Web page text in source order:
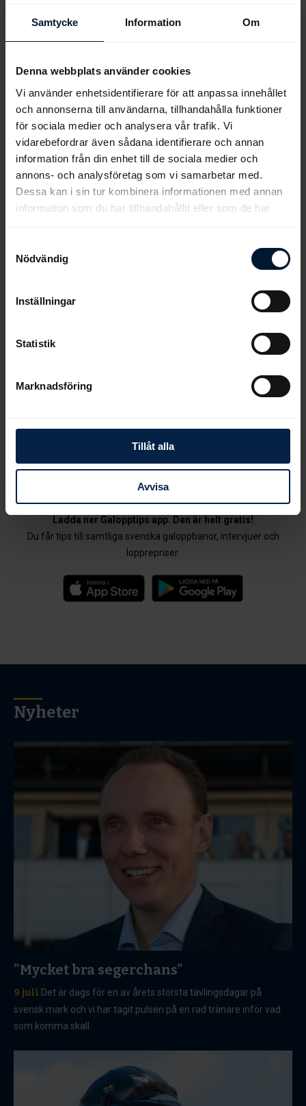
Samtycke Information Om
Denna webbplats använder cookies
Vi använder enhetsidentifierare för att anpassa innehållet
och annonserna till användarna, tillhandahålla funktioner
för sociala medier och analysera vår trafik. Vi
vidarebefordrar även sådana identifierare och annan
information från din enhet till de sociala medier och
annons- och analysföretag som vi samarbetar med.
Dessa kan i sin tur kombinera informationen med annan
information som du har tillhandahållit eller som de har
Nödvändig
Inställningar
Statistik
Marknadsföring
Tillåt alla
Avvisa
Souloy fälldes för koboltdopning – bland annat med det
<< < 253 254 255 256 257 258 259
261 262 > >>
Ladda ner Galopptips app. Den är helt gratis!
Du får tips till samtliga svenska galoppbanor, intervjuer och
lopprepriser.
Nyheter
"Mycket bra segerchans"
9 juli Det är dags för en av årets största tävlingsdagar på
svensk mark och vi har tagit pulsen på en rad tränare inför vad
som komma skall.